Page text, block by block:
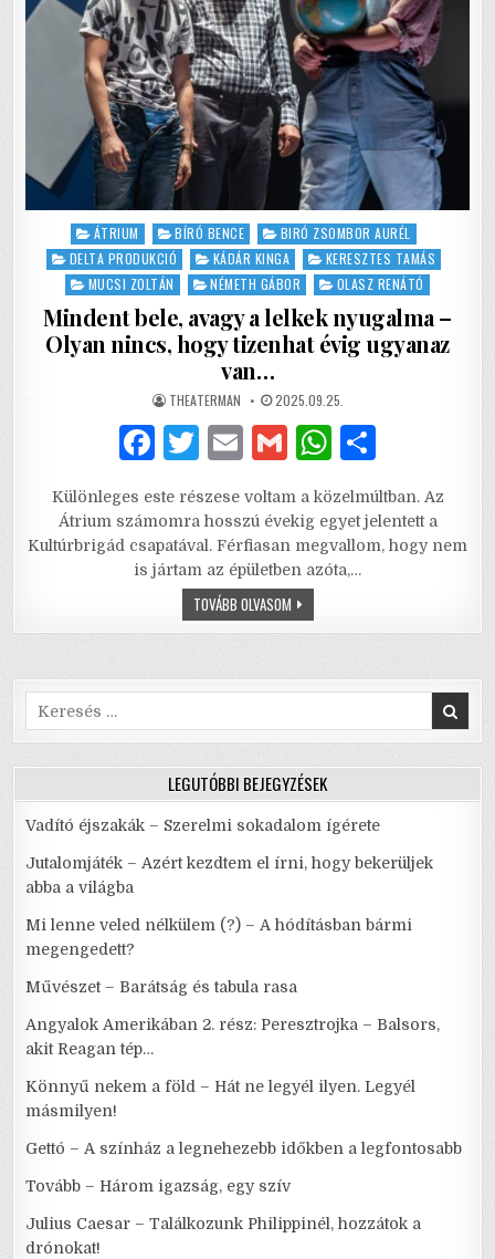
Posted
in
ÁTRIUM BÍRÓ BENCE
BIRÓ ZSOMBOR AURÉL
DELTA PRODUKCIÓ
KÁDÁR KINGA
KERESZTES TAMÁS
MUCSI ZOLTÁN
NÉMETH GÁBOR OLASZ RENÁTÓ
Mindent bele, avagy a lelkek nyugalma –
Olyan nincs, hogy tizenhat évig ugyanaz
van…
AUTHOR:
THEATERMAN PUBLISHED
2025.09.25.
F
c
e
b
k
T
it
te
r
E
ai
l
G
ai
l
W
at
s
A
ar
e
Különleges este részese voltam a közelmúltban. Az
Átrium számomra hosszú évekig egyet jelentett a
Kultúrbrigád csapatával. Férfiasan megvallom, hogy nem
is jártam az épületben azóta,…
TOVÁBB OLVASOMMINDENT
BELE,
AVAGY
NYUGALMA
–
HOGY
TIZENHAT
ÉVIG
UGYANAZ
VAN…
Search
for:
LEGUTÓBBI BEJEGYZÉSEK
Vadító éjszakák – Szerelmi sokadalom ígérete
Jutalomjáték – Azért kezdtem el írni, hogy bekerüljek
abba a világba
Mi lenne veled nélkülem (?) – A hódításban bármi
megengedett?
Művészet – Barátság és tabula rasa
Angyalok Amerikában 2. rész: Peresztrojka – Balsors,
akit Reagan tép…
Könnyű nekem a föld – Hát ne legyél ilyen. Legyél
másmilyen!
Gettó – A színház a legnehezebb időkben a legfontosabb
Tovább – Három igazság, egy szív
Julius Caesar – Találkozunk Philippinél, hozzátok a
drónokat!